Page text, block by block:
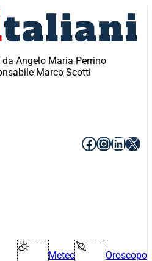
Angelo Maria Perrino
Marco Scotti
Facebook
X
Meteo Oroscopo